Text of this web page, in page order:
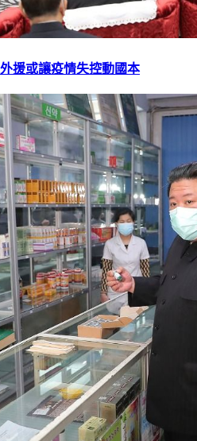
援或讓疫情失控動國本